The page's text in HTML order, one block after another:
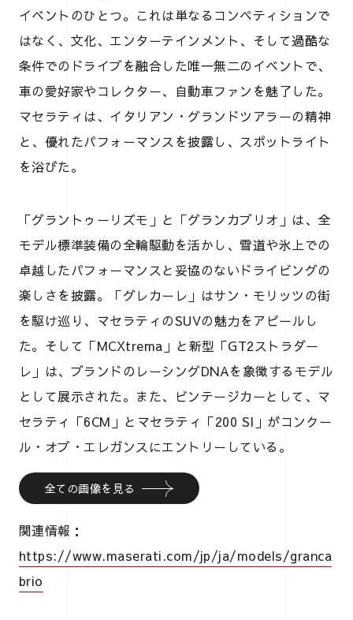
イベントのひとつ。これは単なるコンペティションで
はなく、文化、エンターテインメント、そして過酷な
条件でのドライブを融合した唯一無二のイベントで、
車の愛好家やコレクター、自動車ファンを魅了した。
マセラティは、イタリアン・グランドツアラーの精神
と、優れたパフォーマンスを披露し、スポットライト
を浴びた。
「グラントゥーリズモ」と「グランカブリオ」は、全
モデル標準装備の全輪駆動を活かし、雪道や氷上での
卓越したパフォーマンスと妥協のないドライビングの
楽しさを披露。「グレカーレ」はサン・モリッツの街
を駆け巡り、マセラティのSUVの魅力をアピールし
た。そして「MCXtrema」と新型「GT2ストラダー
レ」は、ブランドのレーシングDNAを象徴するモデル
として展示された。また、ビンテージカーとして、マ
セラティ「6CM」とマセラティ「200 SI」がコンクー
ル・オブ・エレガンスにエントリーしている。
全ての画像を見る
関連情報：
https://www.maserati.com/jp/ja/models/granca
brio